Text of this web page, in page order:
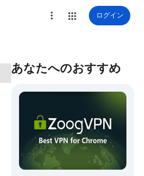
ログイン
あなたへのおすすめ